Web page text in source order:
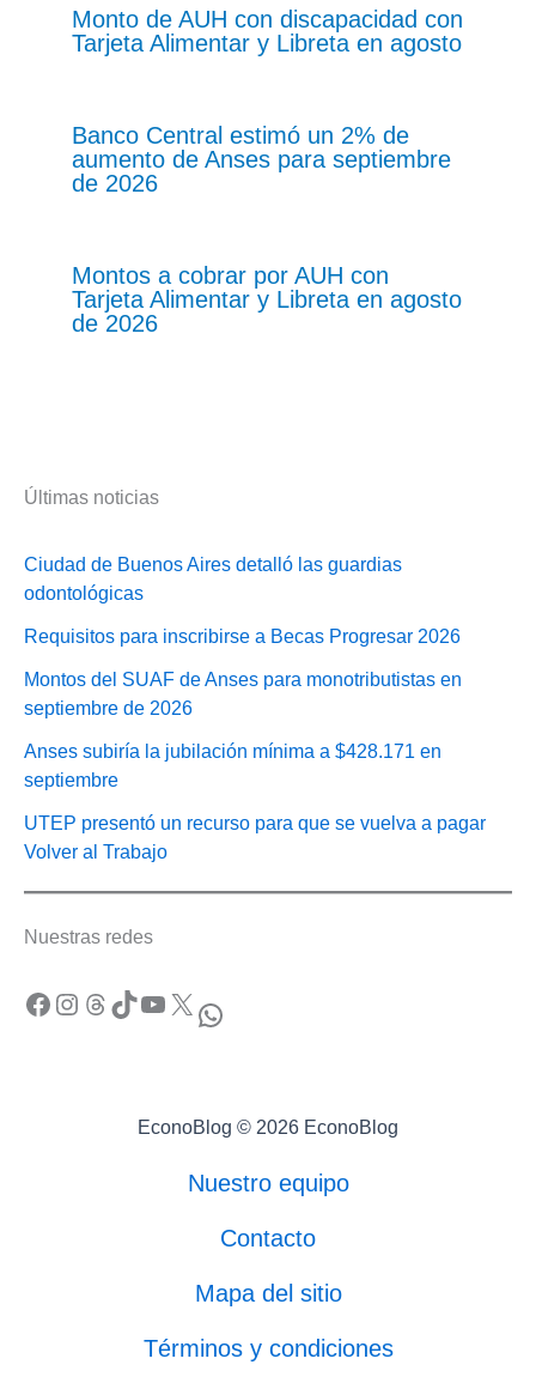
Monto de AUH con discapacidad con
Tarjeta Alimentar y Libreta en agosto
Banco Central estimó un 2% de
aumento de Anses para septiembre
de 2026
Montos a cobrar por AUH con
Tarjeta Alimentar y Libreta en agosto
de 2026
Últimas noticias
Ciudad de Buenos Aires detalló las guardias
odontológicas
Requisitos para inscribirse a Becas Progresar 2026
Montos del SUAF de Anses para monotributistas en
septiembre de 2026
Anses subiría la jubilación mínima a $428.171 en
septiembre
UTEP presentó un recurso para que se vuelva a pagar
Volver al Trabajo
Nuestras redes
Facebook Instagram Threads TikTok YouTube X WhatsApp
EconoBlog © 2026 EconoBlog
Nuestro equipo
Contacto
Mapa del sitio
Términos y condiciones